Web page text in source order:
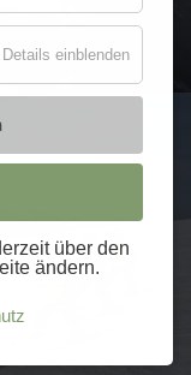
Details einblenden
über den
ändern.